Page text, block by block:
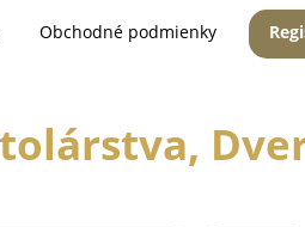
Obchodné podmienky